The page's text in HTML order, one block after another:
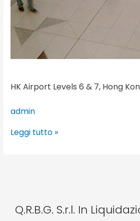
HK Airport Levels 6 & 7, Hong
admin
Leggi tutto »
Q.R.B.G. S.r.l. In